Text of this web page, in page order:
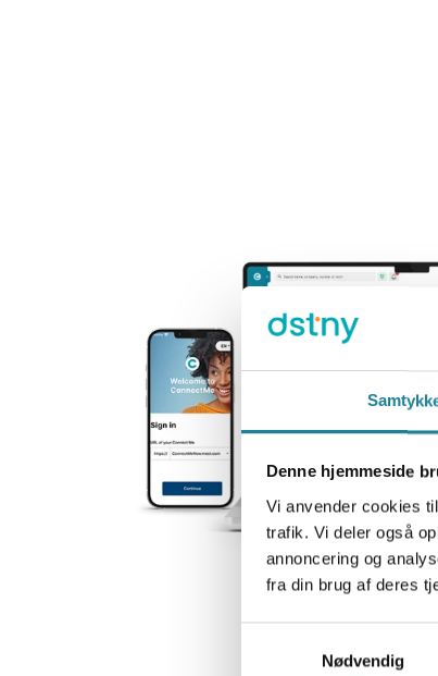
Denne hjemmeside
Vi anvender cookies
trafik. Vi deler også
annoncering og
fra din brug af deres
Nødvendig